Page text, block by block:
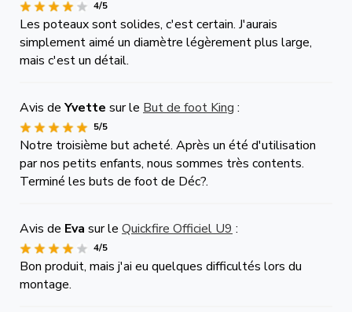
4/5
Les poteaux sont solides, c'est certain. J'aurais
simplement aimé un diamètre légèrement plus large,
mais c'est un détail.
Avis de Yvette sur le But de foot King :
5/5
Notre troisième but acheté. Après un été d'utilisation
par nos petits enfants, nous sommes très contents.
Terminé les buts de foot de Déc?.
Avis de Eva sur le Quickfire Officiel U9 :
4/5
Bon produit, mais j'ai eu quelques difficultés lors du
montage.